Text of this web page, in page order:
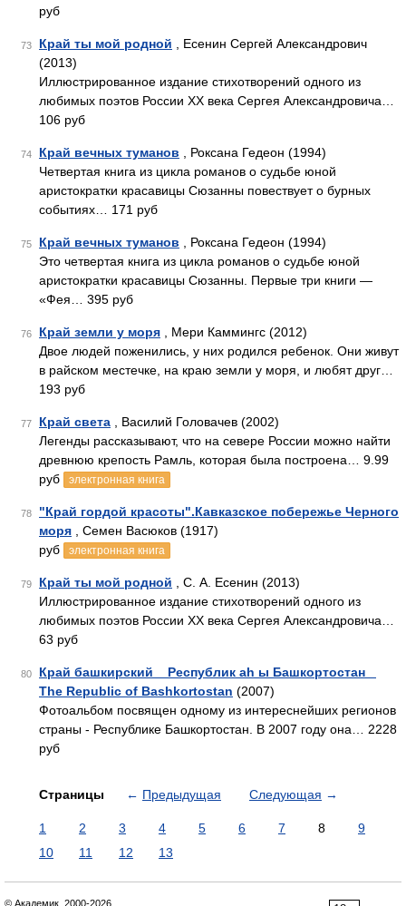
руб
73 Край ты мой родной , Есенин Сергей Александрович
(2013)
Иллюстрированное издание стихотворений одного из
любимых поэтов России XX века Сергея Александровича…
106 руб
74 Край вечных туманов , Роксана Гедеон (1994)
Четвертая книга из цикла романов о судьбе юной
аристократки красавицы Сюзанны повествует о бурных
событиях… 171 руб
75 Край вечных туманов , Роксана Гедеон (1994)
Это четвертая книга из цикла романов о судьбе юной
аристократки красавицы Сюзанны. Первые три книги —
«Фея… 395 руб
76 Край земли у моря , Мери Каммингс (2012)
Двое людей поженились, у них родился ребенок. Они живут
в райском местечке, на краю земли у моря, и любят друг…
193 руб
77 Край света , Василий Головачев (2002)
Легенды рассказывают, что на севере России можно найти
древнюю крепость Рамль, которая была построена… 9.99
руб
электронная книга
78
"Край гордой красоты".Кавказское побережье Черного
моря , Семен Васюков (1917)
руб
электронная книга
79 Край ты мой родной , С. А. Есенин (2013)
Иллюстрированное издание стихотворений одного из
любимых поэтов России XX века Сергея Александровича…
63 руб
80
Край башкирский _ Республик ah ы Башкортостан _
The Republic of Bashkortostan (2007)
Фотоальбом посвящен одному из интереснейших регионов
страны - Республике Башкортостан. В 2007 году она… 2228
руб
Страницы ← Предыдущая Следующая →
1 2 3 4 5 6 7 8
9
10
11 12 13
© Академик, 2000-2026